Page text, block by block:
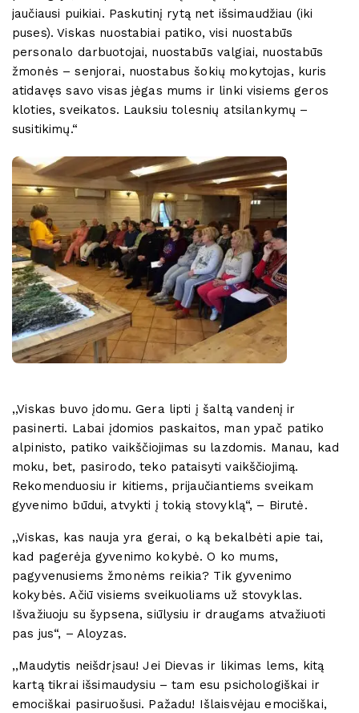
jaučiausi puikiai. Paskutinį rytą net išsimaudžiau (iki
puses). Viskas nuostabiai patiko, visi nuostabūs
personalo darbuotojai, nuostabūs valgiai, nuostabūs
žmonės – senjorai, nuostabus šokių mokytojas, kuris
atidavęs savo visas jėgas mums ir linki visiems geros
kloties, sveikatos. Lauksiu tolesnių atsilankymų –
susitikimų.“
,,Viskas buvo įdomu. Gera lipti į šaltą vandenį ir
pasinerti. Labai įdomios paskaitos, man ypač patiko
alpinisto, patiko vaikščiojimas su lazdomis. Manau, kad
moku, bet, pasirodo, teko pataisyti vaikščiojimą.
Rekomenduosiu ir kitiems, prijaučiantiems sveikam
gyvenimo būdui, atvykti į tokią stovyklą“, – Birutė.
,,Viskas, kas nauja yra gerai, o ką bekalbėti apie tai,
kad pagerėja gyvenimo kokybė. O ko mums,
pagyvenusiems žmonėms reikia? Tik gyvenimo
kokybės. Ačiū visiems sveikuoliams už stovyklas.
Išvažiuoju su šypsena, siūlysiu ir draugams atvažiuoti
pas jus“, – Aloyzas.
,,Maudytis neišdrįsau! Jei Dievas ir likimas lems, kitą
kartą tikrai išsimaudysiu – tam esu psichologiškai ir
emociškai pasiruošusi. Pažadu! Išlaisvėjau emociškai,